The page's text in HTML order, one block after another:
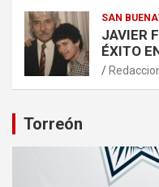
SAN
JAVIER
ÉXITO
Torreón